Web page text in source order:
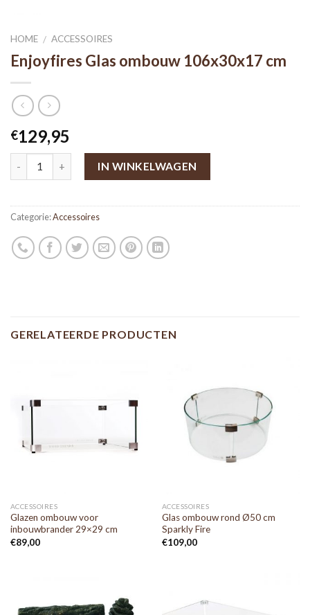
HOME / ACCESSOIRES
Enjoyfires Glas ombouw 106x30x17 cm
€129,95
IN WINKELWAGEN
Categorie:Accessoires
GERELATEERDE PRODUCTEN
ACCESSOIRES
Glazen ombouw voor
inbouwbrander 29×29 cm
€89,00
ACCESSOIRES
Glas ombouw rond Ø50 cm
Sparkly Fire
€109,00